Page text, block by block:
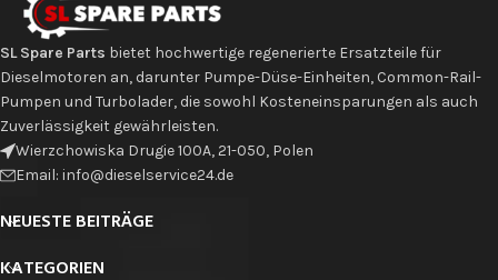
SL Spare Parts bietet hochwertige regenerierte Ersatzteile für
Dieselmotoren an, darunter Pumpe-Düse-Einheiten, Common-Rail-
Pumpen und Turbolader, die sowohl Kosteneinsparungen als auch
Zuverlässigkeit gewährleisten.
Wierzchowiska Drugie 100A, 21-050, Polen
Email: info@dieselservice24.de
NEUESTE BEITRÄGE
KATEGORIEN